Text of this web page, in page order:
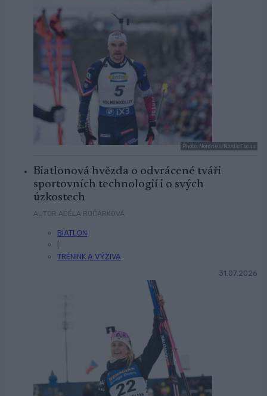
Photo: Nordnes/NordicFocus
Biatlonová hvězda o odvrácené tváři
sportovních technologií i o svých
úzkostech
AUTOR ADÉLA ROČÁRKOVÁ
BIATLON
TRÉNINK A VÝŽIVA
31.07.2026